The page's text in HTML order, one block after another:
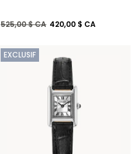
Prix réduit de
525,00 $ CAà420,00 $ CA
EXCLUSIF